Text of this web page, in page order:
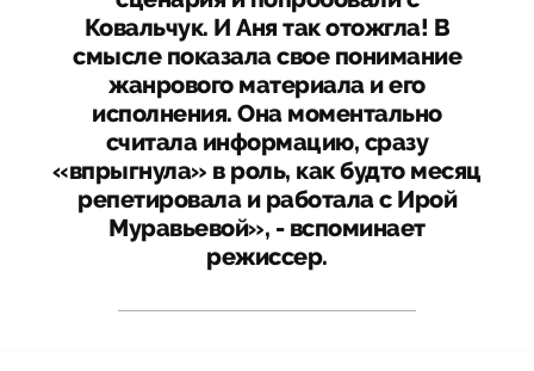
Ковальчук. И Аня так отожгла! В
смысле показала свое понимание
жанрового материала и его
исполнения. Она моментально
считала информацию, сразу
«впрыгнула» в роль, как будто месяц
репетировала и работала с Ирой
Муравьевой», - вспоминает
режиссер.